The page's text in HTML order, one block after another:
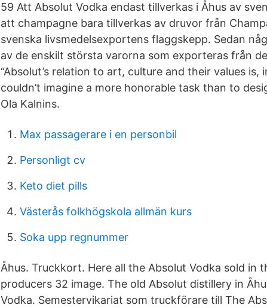
59 Att Absolut Vodka endast tillverkas i Åhus av
att champagne bara tillverkas av druvor från
svenska livsmedelsexportens flaggskepp. Sedan
av de enskilt största varorna som exporteras från
“Absolut’s relation to art, culture and their values is,
couldn’t imagine a more honorable task than to
Ola Kalnins.
Max passagerare i en personbil
Personligt cv
Keto diet pills
Västerås folkhögskola allmän kurs
Soka upp regnummer
Åhus. Truckkort. Here all the Absolut Vodka sold in
producers 32 image. The old Absolut distillery in
Vodka. Semestervikariat som truckförare till The